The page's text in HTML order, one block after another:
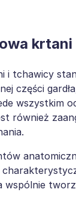
krtani
i tchawicy
części
wszystkim
również
wspólnie